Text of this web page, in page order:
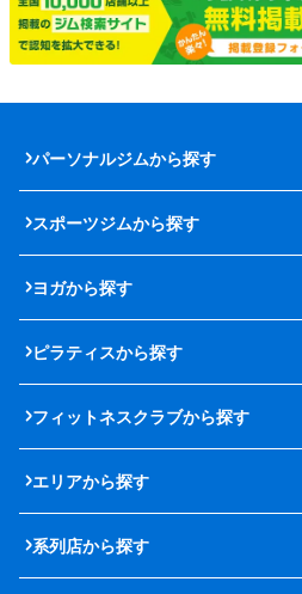
パーソナルジムから探す
スポーツジムから探す
ヨガから探す
ピラティスから探す
フィットネスクラブから探す
エリアから探す
系列店から探す